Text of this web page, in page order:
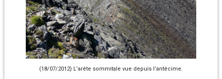
(18/07/2012) L’arête sommitale vue depuis l’antécime.